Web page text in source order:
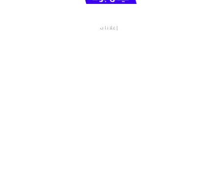
إعلانات